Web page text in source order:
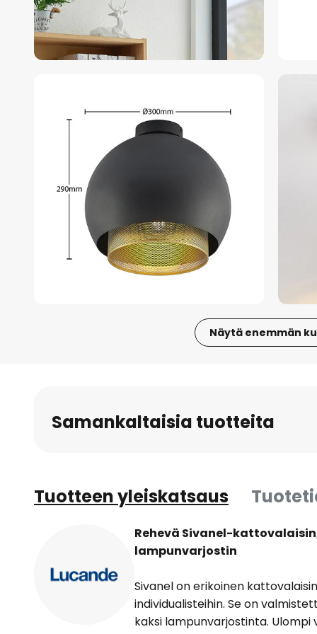
Näytä enemmän
Samankaltaisia tuotteita
Tuotteen yleiskatsaus
Rehevä Sivanel-
lampunvarjostin
Sivanel on erikoinen
individualisteihin. Se on
kaksi lampunvarjostinta.